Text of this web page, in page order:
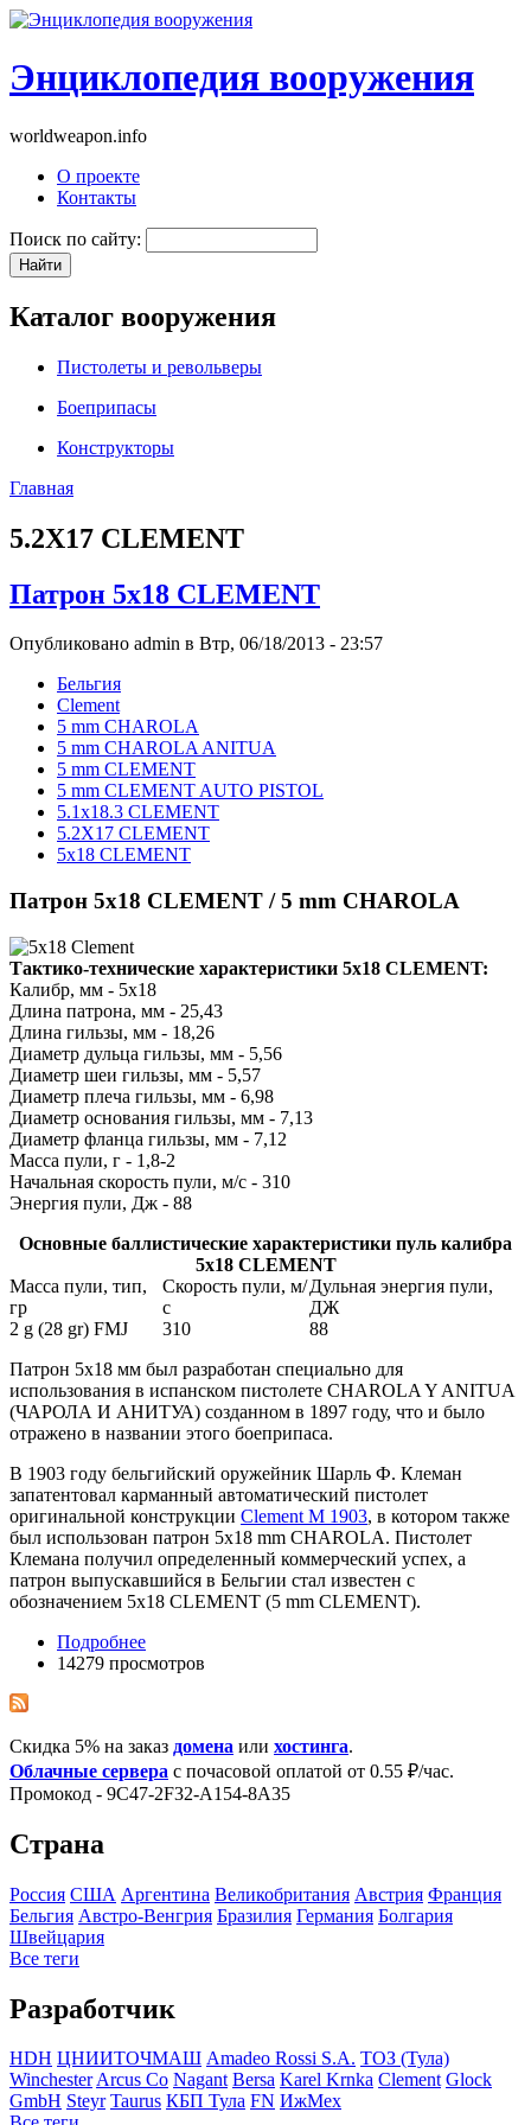
Энциклопедия вооружения
worldweapon.info
О проекте
Контакты
Поиск по сайту:
Каталог вооружения
Пистолеты и револьверы
Боеприпасы
Конструкторы
Главная
5.2X17 CLEMENT
Патрон 5x18 CLEMENT
Опубликовано admin в Втр, 06/18/2013 - 23:57
Бельгия
Clement
5 mm CHAROLA
5 mm CHAROLA ANITUA
5 mm CLEMENT
5 mm CLEMENT AUTO PISTOL
5.1x18.3 CLEMENT
5.2X17 CLEMENT
5x18 CLEMENT
Патрон 5x18 CLEMENT / 5 mm CHAROLA
Тактико-технические характеристики 5x18 CLEMENT:
Калибр, мм - 5x18
Длина патрона, мм - 25,43
Длина гильзы, мм - 18,26
Диаметр дульца гильзы, мм - 5,56
Диаметр шеи гильзы, мм - 5,57
Диаметр плеча гильзы, мм - 6,98
Диаметр основания гильзы, мм - 7,13
Диаметр фланца гильзы, мм - 7,12
Масса пули, г - 1,8-2
Начальная скорость пули, м/с - 310
Энергия пули, Дж - 88
Основные баллистические характеристики пуль калибра
5x18 CLEMENT
Масса пули, тип,
гр
Скорость пули, м/
с
Дульная энергия пули,
ДЖ
2 g (28 gr) FMJ
310
88
Патрон 5x18 мм был разработан специально для
использования в испанском пистолете CHAROLA Y ANITUA
(ЧАРОЛА И АНИТУА) созданном в 1897 году, что и было
отражено в названии этого боеприпаса.
В 1903 году бельгийский оружейник Шарль Ф. Клеман
запатентовал карманный автоматический пистолет
оригинальной конструкции Clement M 1903, в котором также
был использован патрон 5x18 mm CHAROLA. Пистолет
Клемана получил определенный коммерческий успех, а
патрон выпускавшийся в Бельгии стал известен с
обозначением 5x18 CLEMENT (5 mm CLEMENT).
Подробнее
14279 просмотров
Скидка 5% на заказ домена или хостинга.
Облачные сервера с почасовой оплатой от 0.55 ₽/час.
Промокод - 9C47-2F32-A154-8A35
Страна
Росcия США Аргентина Великобритания Австрия Франция
Бельгия Австро-Венгрия Бразилия Германия Болгария
Швейцария
Все теги
Разработчик
HDH ЦНИИТОЧМАШ Amadeo Rossi S.A. ТОЗ (Тула)
WinchesterArcus Co Nagant Bersa Karel Krnka Clement Glock
GmbH Steyr Taurus КБП Тула FN ИжМех